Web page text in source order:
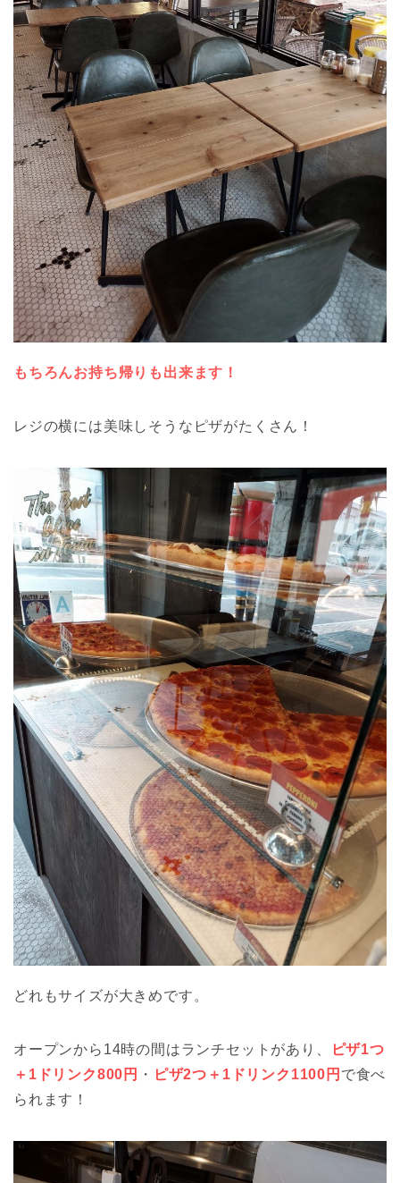
もちろんお持ち帰りも出来ます！
レジの横には美味しそうなピザがたくさん！
どれもサイズが大きめです。
オープンから14時の間はランチセットがあり、
ピザ1つ
＋1ドリンク800円
・ ピザ2つ＋1ドリンク1100円 で食べ
られます！